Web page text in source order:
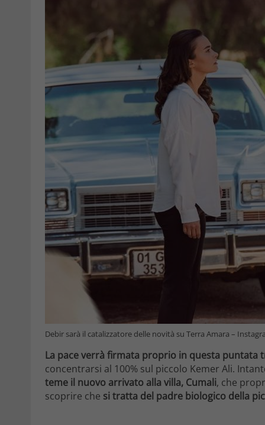
Debir sarà il catalizzatore delle novità su Terra Amara –
La pace verrà firmata proprio in questa puntata
concentrarsi al 100% sul piccolo Kemer Ali.
teme il nuovo arrivato alla villa, Cumali, che
scoprire che si tratta del padre biologico della